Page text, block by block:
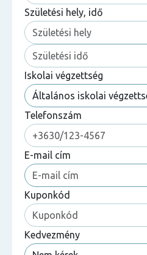
Születési hely, idő
Iskolai végzettség
Telefonszám
E-mail cím
Kuponkód
Kedvezmény